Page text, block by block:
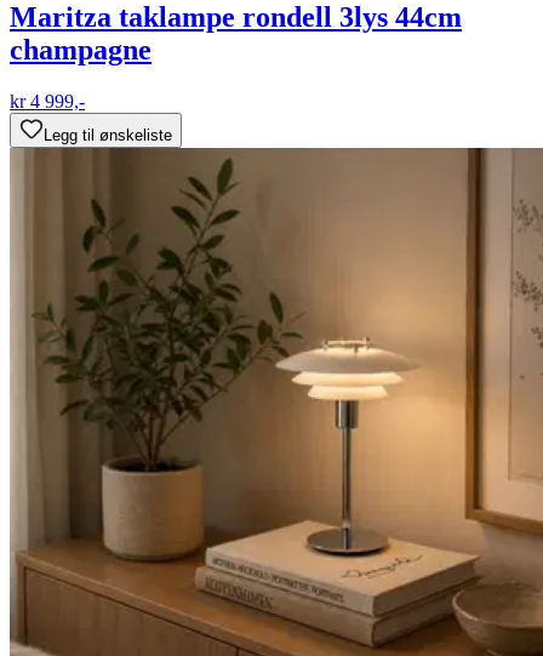
Maritza taklampe rondell 3lys 44cm
champagne
kr 4 999,-
Legg til ønskeliste